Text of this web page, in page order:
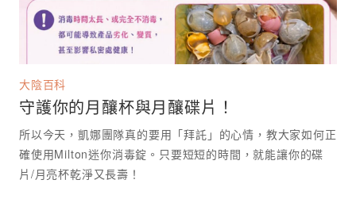
大陰百科
守護你的月釀杯與月釀碟片！
所以今天，凱娜團隊真的要用「拜託」的心情，教大家如何正
確使用Milton迷你消毒錠。只要短短的時間，就能讓你的碟